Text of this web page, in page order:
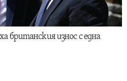
британския износ с една